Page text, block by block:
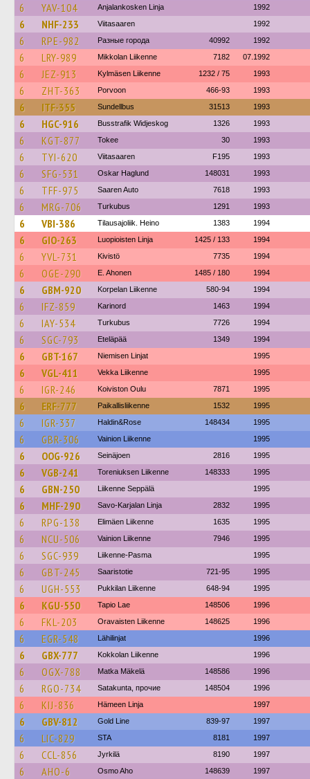
6 YAV-104 Anjalankosken Linja 1992
6 NHF-233 Viitasaaren 1992
6 RPE-982 Разные города 40992 1992
6 LRY-989 Mikkolan Liikenne 7182 07.1992
6 JEZ-913 Kylmäsen Liikenne 1232 / 75 1993
6 ZHT-363 Porvoon 466-93 1993
6 ITF-355 Sundellbus 31513 1993
6 HGC-916 Busstrafik Widjeskog 1326 1993
6 KGT-877 Tokee 30 1993
6 TYI-620 Viitasaaren F195 1993
6 SFG-531 Oskar Haglund 148031 1993
6 TFF-975 Saaren Auto 7618 1993
6 MRG-706 Turkubus 1291 1993
6 VBI-386 Tilausajoliik. Heino 1383 1994
6 GIO-263 Luopioisten Linja 1425 / 133 1994
6 YVL-731 Kivistö 7735 1994
6 OGE-290 E. Ahonen 1485 / 180 1994
6 GBM-920 Korpelan Liikenne 580-94 1994
6 IFZ-859 Karinord 1463 1994
6 IAY-534 Turkubus 7726 1994
6 SGC-793 Eteläpää 1349 1994
6 GBT-167 Niemisen Linjat 1995
6 VGL-411 Vekka Liikenne 1995
6 IGR-246 Koiviston Oulu 7871 1995
6 ERF-777 Paikallisliikenne 1532 1995
6 IGR-337 Haldin&Rose 148434 1995
6 GBR-306 Vainion Liikenne 1995
6 OOG-926 Seinäjoen 2816 1995
6 VGB-241 Toreniuksen Liikenne 148333 1995
6 GBN-250 Liikenne Seppälä 1995
6 MHF-290 Savo-Karjalan Linja 2832 1995
6 RPG-138 Elimäen Liikenne 1635 1995
6 NCU-506 Vainion Liikenne 7946 1995
6 SGC-939 Liikenne-Pasma 1995
6 GBT-245 Saaristotie 721-95 1995
6 UGH-553 Pukkilan Liikenne 648-94 1995
6 KGU-550 Tapio Lae 148506 1996
6 FKL-203 Oravaisten Liikenne 148625 1996
6 EGR-548 Lähilinjat 1996
6 GBX-777 Kokkolan Liikenne 1996
6 OGX-788 Matka Mäkelä 148586 1996
6 RGO-734 Satakunta, прочие 148504 1996
6 KIJ-836 Hämeen Linja 1997
6 GBV-812 Gold Line 839-97 1997
6 LIC-829 STA 8181 1997
6 CCL-856 Jyrkilä 8190 1997
6 AHO-6 Osmo Aho 148639 1997